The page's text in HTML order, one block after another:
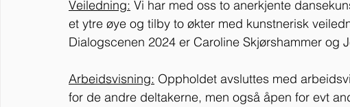
Veiledning: Vi har med oss to anerkjente
et ytre øye og tilby to økter med kunstnerisk
Dialogscenen 2024 er Caroline Skjørshammer og
Arbeidsvisning: Oppholdet avsluttes med
for de andre deltakerne, men også åpen for evt